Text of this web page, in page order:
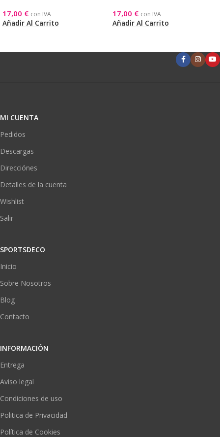
17,00 € con IVA
Añadir Al Carrito
17,00 € con IVA
Añadir Al Carrito
MI CUENTA
Pedidos
Descargas
Direcciónes
Detalles de la cuenta
Wishlist
Salir
SPORTSDECO
Inicio
Sobre Nosotros
Blog
Contacto
INFORMACIÓN
Entrega
Aviso legal
Condiciones de uso
Politica de Privacidad
Política de Cookies